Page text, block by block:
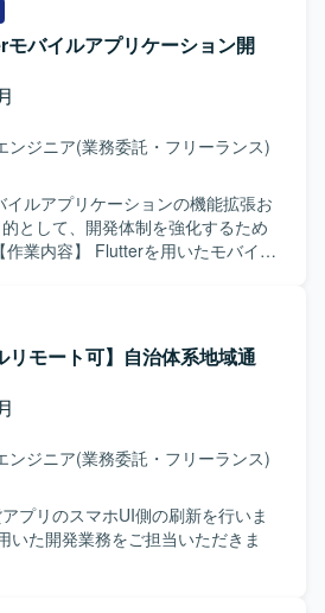
討からリリース・効果分析まで一貫
。Swiftを用いたiOSアプリの設計・
に、SwiftUIによるUI実装やアーキ
装・運用全般を担っていただきま
いたAndroidアプリ開発にも関与
よるUI実装など、iOS側の知見を活
行っていただきます。Claudeなどの
実装計画の策定、コード生成、レ
、モバイルアーキテクチャの設計や
並列性向上に向けた刷新を推進し
PdM・デザイナーと連携しつつ、
性に興味をお持ちの方を求めてい
の中でも挑戦を楽しみ、ソフトウ
ンジをしたいと考えている方にマ
に近い距離で数値やユーザーの声
開発をリードしていける方を歓迎
ルアーキテクチャの上でプロダク
がら開発できる環境です。AI活用
両OSの「二刀流」開発プロセス
モバイル開発の在り方を実践しな
できます。EC×ゲーム×ソーシャル
モバイルアプリケーション開
ンジニア(業務委託・フリーランス)
イルアプリケーションの機能拡張お
として、開発体制を強化するため
、コードレビューを通じた品質向
ます。生成AIを積極的に活用し、
ド補助などを含む効率的な開発プ
ただきます。 【求める人物
体的にタスクを推進できる方を求
積極的にコミュニケーションを取
行い、より良い開発プロセスやプ
ていただける方が望ましいです。
を用いたモバイルアプリケー
ことができ、設計から実装、レビ
験できます。生成AIを活用した開
リモート可】自治体系地域通
ンジニア(業務委託・フリーランス)
プリのスマホUI側の刷新を行いま
いた開発業務をご担当いただきま